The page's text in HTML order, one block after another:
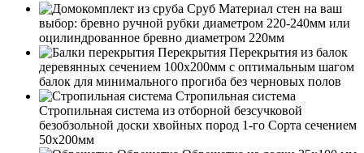
Сруб Материал стен на ваш
выбор: бревно ручной рубки диаметром 220-240мм или
оцилиндрованное бревно диаметром 220мм
Перекрытия Перекрытия из балок
деревянных сечением 100х200мм с оптимальным шагом
балок для минимального прогиба без черновых полов
Стропильная система
Стропильная система из отборной безсучковой
безобзольной доски хвойных пород 1-го Сорта сечением
50х200мм